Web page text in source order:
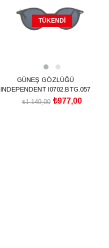
TÜKENDI
GÜNEŞ GÖZLÜĞÜ
INDEPENDENT I0702.BTG.057
₺977,00
₺1.149,00